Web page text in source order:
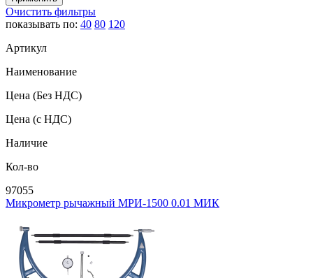
Очистить фильтры
показывать по: 40 80 120
Артикул
Наименование
Цена (Без НДС)
Цена (с НДС)
Наличие
Кол-во
97055
Микрометр рычажный МРИ-1500 0.01 МИК